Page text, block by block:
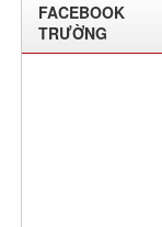
FACEBOOK
TRƯỜNG